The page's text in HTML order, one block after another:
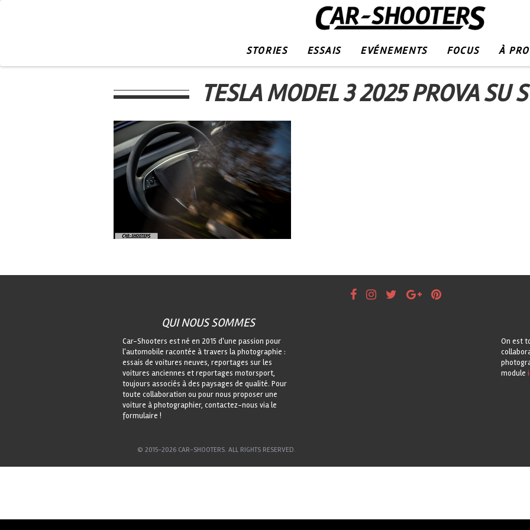
STORIES ESSAIS EVÉNEMENTS FOCUS À
TESLA MODEL 3 2025 PROVA SU
QUI NOUS SOMMES
Car-Shooters est né en 2015 d'une passion pour
l'automobile racontée à travers la photographie :
essais de voitures neuves, reportages sur les
voitures anciennes et reportages motorsport,
toujours associés à des paysages de qualité. Pour
toute collaboration ou pour nous proposer une
voiture à photographier, contactez-nous via le
formulaire !
On est
module
© 2015-2026 CAR-SHOOTERS. ALL RIGHTS RESERVED.